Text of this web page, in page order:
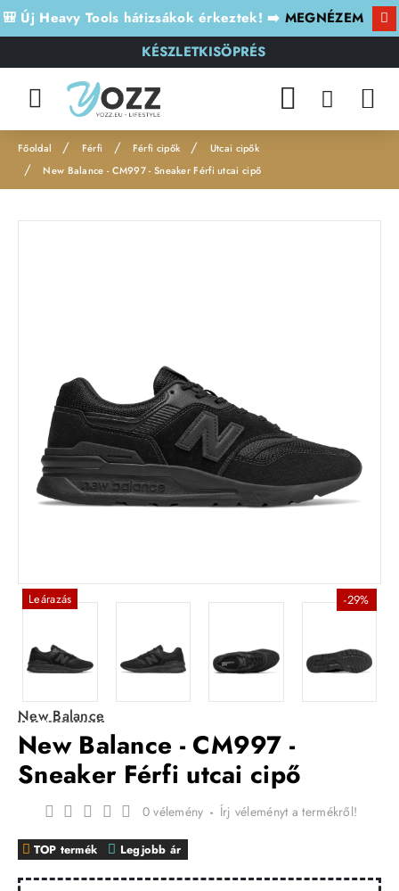
🎒 Új Heavy Tools hátizsákok érkeztek! ➡️ MEGNÉZEM
KÉSZLETKISÖPRÉS
o
Férfi Férfi cipők
Utcai cipők
New Balance - CM997 - Sneaker Férfi utcai cipő
Leárazás -29%
New Balance
New Balance - CM997 -
Sneaker Férfi utcai cipő
TOP termék Legjobb ár
0 vélemény - Írj véleményt a termékről!